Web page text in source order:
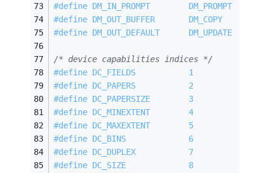
#define DM_IN_PROMPT        DM_PROMPT
#define DM_OUT_BUFFER       DM_COPY
#define DM_OUT_DEFAULT      DM_UPDATE
/* device capabilities indices */
#define DC_FIELDS           1
#define DC_PAPERS           2
#define DC_PAPERSIZE        3
#define DC_MINEXTENT        4
#define DC_MAXEXTENT        5
#define DC_BINS             6
#define DC_DUPLEX           7
#define DC_SIZE             8